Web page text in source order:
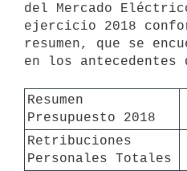
del Mercado
ejercicio 2018
resumen, que se
en los antecedentes
Resumen
Presupuesto 2018
Retribuciones
Personales Totales